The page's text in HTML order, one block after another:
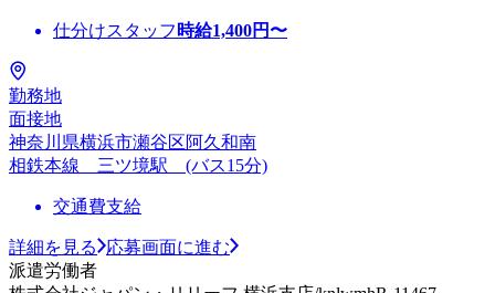
仕分けスタッフ 時給1,400円〜
勤務地
面接地
神奈川県横浜市瀬谷区阿久和南
相鉄本線 三ツ境駅 (バス15分)
交通費支給
詳細を見る
応募画面に進む
派遣労働者